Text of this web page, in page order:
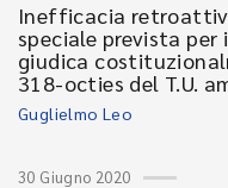
Inefficacia
speciale prevista
giudica
318-octies del T.U.
Guglielmo Leo
30 Giugno 2020